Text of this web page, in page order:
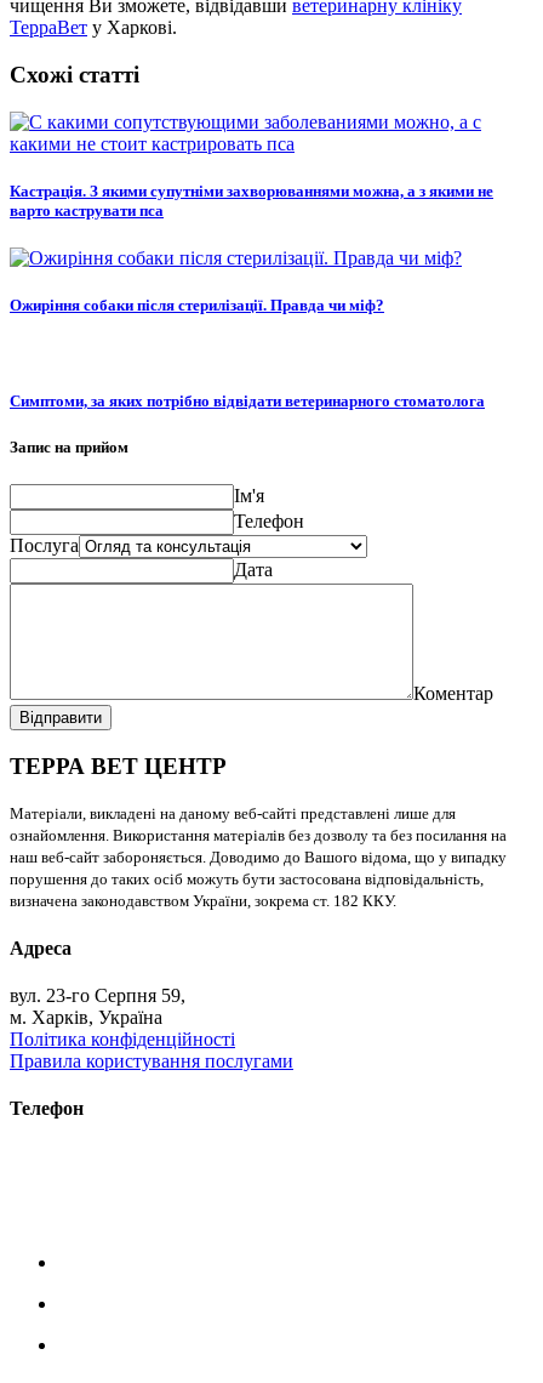
чищення Ви зможете, відвідавши ветеринарну клініку
ТерраВет у Харкові.
Схожі статті
Кастрація. З якими супутніми захворюваннями можна, а з якими не
варто каструвати пса
Ожиріння собаки після стерилізації. Правда чи міф?
Симптоми, за яких потрібно відвідати ветеринарного стоматолога
Запис на прийом
Ім'я
Телефон
Послуга
Дата
Коментар
Відправити
ТЕРРА ВЕТ ЦЕНТР
Матеріали, викладені на даному веб-сайті представлені лише для
ознайомлення. Використання матеріалів без дозволу та без посилання на
наш веб-сайт забороняється. Доводимо до Вашого відома, що у випадку
порушення до таких осіб можуть бути застосована відповідальність,
визначена законодавством України, зокрема ст. 182 ККУ.
Адреса
вул. 23-го Серпня 59,
м. Харків, Україна
Політика конфіденційності
Правила користування послугами
Телефон